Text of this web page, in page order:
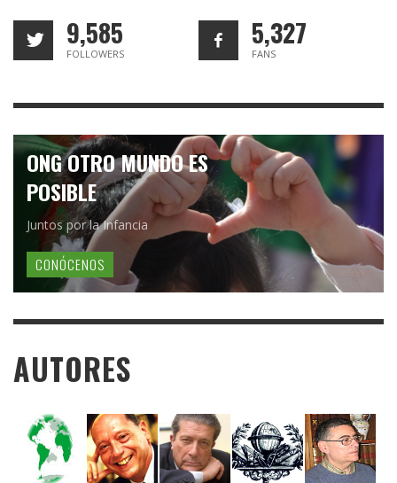
9,585
FOLLOWERS
5,327
FANS
ONG OTRO MUNDO ES
POSIBLE
Juntos por la Infancia
CONÓCENOS
AUTORES